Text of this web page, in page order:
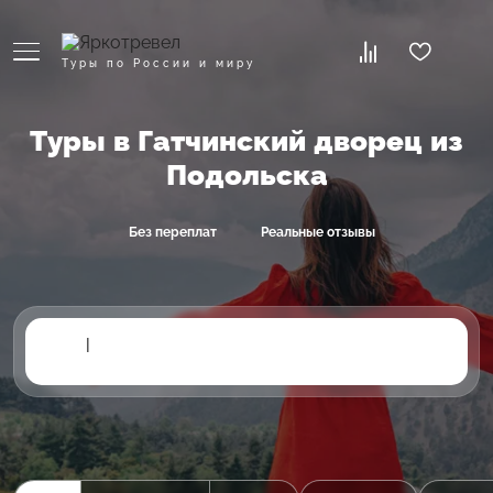
Туры по России и миру
Туры в Гатчинский дворец из
Подольска
Без переплат Реальные отзывы
|